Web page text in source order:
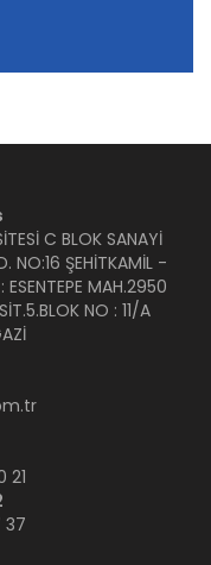
C BLOK SANAYİ
NO:16 ŞEHİTKAMİL -
ESENTEPE MAH.2950
NO : 11/A
21
37